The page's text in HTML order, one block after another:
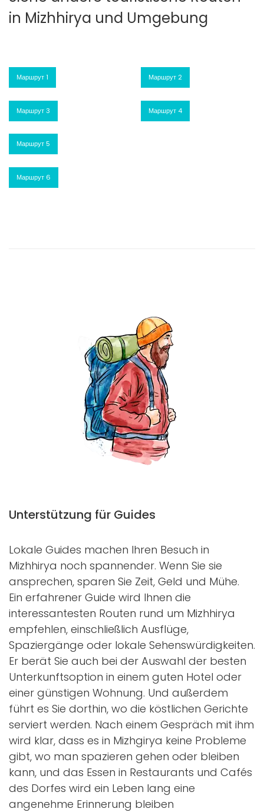
in Mizhhirya und Umgebung
Маршрут 1 Маршрут 2
Маршрут 3 Маршрут 4
Маршрут 5
Маршрут 6
Unterstützung für Guides
Lokale Guides machen Ihren Besuch in
Mizhhirya noch spannender. Wenn Sie sie
ansprechen, sparen Sie Zeit, Geld und Mühe.
Ein erfahrener Guide wird Ihnen die
interessantesten Routen rund um Mizhhirya
empfehlen, einschließlich Ausflüge,
Spaziergänge oder lokale Sehenswürdigkeiten.
Er berät Sie auch bei der Auswahl der besten
Unterkunftsoption in einem guten Hotel oder
einer günstigen Wohnung. Und außerdem
führt es Sie dorthin, wo die köstlichen Gerichte
serviert werden. Nach einem Gespräch mit ihm
wird klar, dass es in Mizhgirya keine Probleme
gibt, wo man spazieren gehen oder bleiben
kann, und das Essen in Restaurants und Cafés
des Dorfes wird ein Leben lang eine
angenehme Erinnerung bleiben